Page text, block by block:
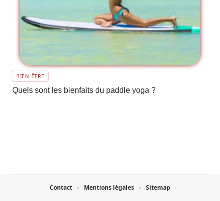
BIEN-ÊTRE
Quels sont les bienfaits du paddle yoga ?
Contact Mentions légales Sitemap